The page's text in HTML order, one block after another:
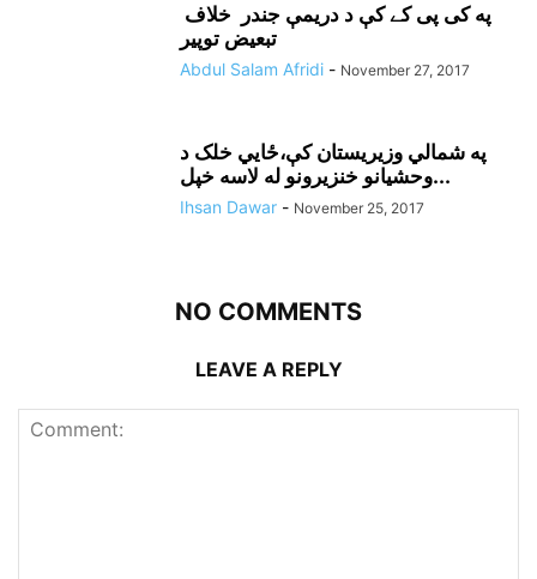
په کی پی کے کې د دريمې جندر خلاف
تبعيض توپير
Abdul Salam Afridi - November 27, 2017
په شمالي وزيريستان کې،ځايي خلک د
وحشيانو خنزيرونو له لاسه خپل...
Ihsan Dawar - November 25, 2017
NO COMMENTS
LEAVE A REPLY